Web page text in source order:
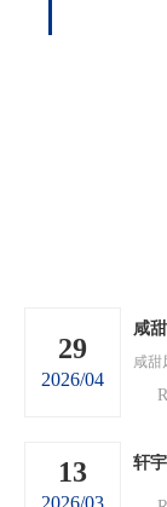
29
2026/04
咸
咸甜
13
2026/03
轩